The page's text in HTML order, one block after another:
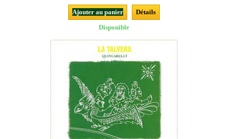
Ajouter au panier
Détails
Disponible